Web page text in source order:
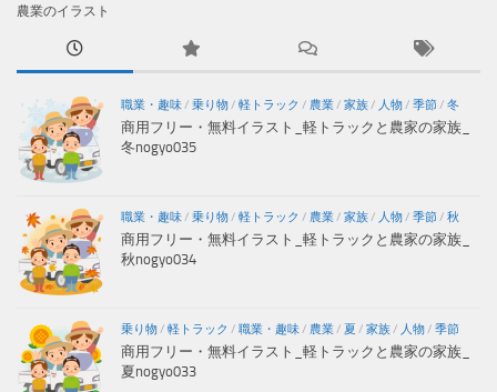
農業のイラスト
職業・趣味 / 乗り物 / 軽トラック / 農業 / 家族 / 人物 / 季節 / 冬
商用フリー・無料イラスト_軽トラックと農家の家族_
冬nogyo035
職業・趣味 / 乗り物 / 軽トラック / 農業 / 家族 / 人物 / 季節 / 秋
商用フリー・無料イラスト_軽トラックと農家の家族_
秋nogyo034
乗り物 / 軽トラック / 職業・趣味 / 農業 / 夏 / 家族 / 人物 / 季節
商用フリー・無料イラスト_軽トラックと農家の家族_
夏nogyo033